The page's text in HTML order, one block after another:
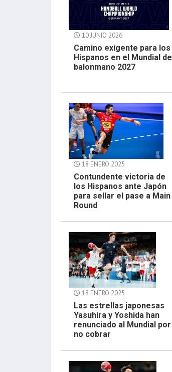
10 JUNIO 2026
Camino exigente para los
Hispanos en el Mundial de
balonmano 2027
18 ENERO 2025
Contundente victoria de
los Hispanos ante Japón
para sellar el pase a Main
Round
18 ENERO 2025
Las estrellas japonesas
Yasuhira y Yoshida han
renunciado al Mundial por
no cobrar